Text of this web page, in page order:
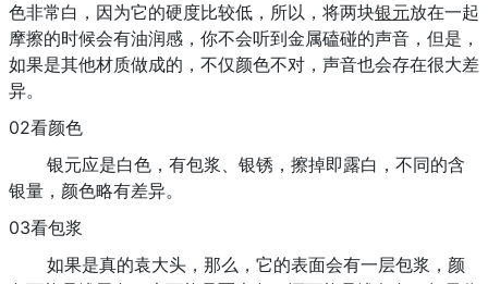
色非常白，因为它的硬度比较低，所以，将两块银元放在一起
摩擦的时候会有油润感，你不会听到金属磕碰的声音，但是，
如果是其他材质做成的，不仅颜色不对，声音也会存在很大差
异。
02看颜色
银元应是白色，有包浆、银锈，擦掉即露白，不同的含
银量，颜色略有差异。
03看包浆
如果是真的袁大头，那么，它的表面会有一层包浆，颜